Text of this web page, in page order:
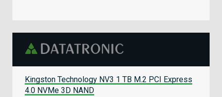
Kingston Technology NV3 1 TB M.2 PCI Express
4.0 NVMe 3D NAND